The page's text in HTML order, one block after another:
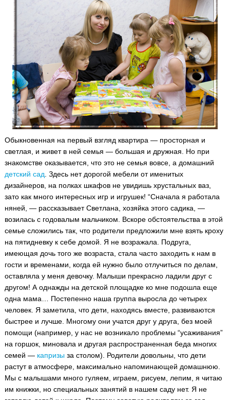
Обыкновенная на первый взгляд квартира — просторная и
светлая, и живет в ней семья — большая и дружная. Но при
знакомстве оказывается, что это не семья вовсе, а домашний
детский сад Здесь нет дорогой мебели от именитых
дизайнеров, на полках шкафов не увидишь хрустальных ваз,
зато как много интересных игр и игрушек! “Сначала я работала
няней, — рассказывает Светлана, хозяйка этого садика, —
возилась с годовалым мальчиком. Вскоре обстоятельства в этой
семье сложились так, что родители предложили мне взять кроху
на пятидневку к себе домой. Я не возражала. Подруга,
имеющая дочь того же возраста, стала часто заходить к нам в
гости и временами, когда ей нужно было отлучиться по делам,
оставляла у меня девочку. Малыши прекрасно ладили друг с
другом! А однажды на детской площадке ко мне подошла еще
одна мама… Постепенно наша группа выросла до четырех
человек. Я заметила, что дети, находясь вместе, развиваются
быстрее и лучше. Многому они учатся друг у друга, без моей
помощи (например, у нас не возникало проблемы “усаживания”
на горшок, миновала и другая распространенная беда многих
семей — капризыза столом). Родители довольны, что дети
растут в атмосфере, максимально напоминающей домашнюю.
Мы с малышами много гуляем, играем, рисуем, лепим, я читаю
им книжки, но специальных занятий в нашем саду нет. Я не